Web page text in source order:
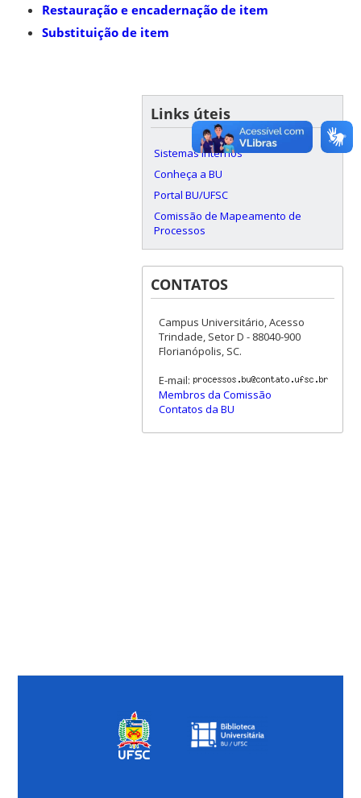
Restauração e encadernação de item
Substituição de item
Links úteis
Sistemas internos
Conheça a BU
Portal BU/UFSC
Comissão de Mapeamento de
Processos
CONTATOS
Campus Universitário, Acesso
Trindade, Setor D - 88040-900
Florianópolis, SC.
E-mail:
Membros da Comissão
Contatos da BU